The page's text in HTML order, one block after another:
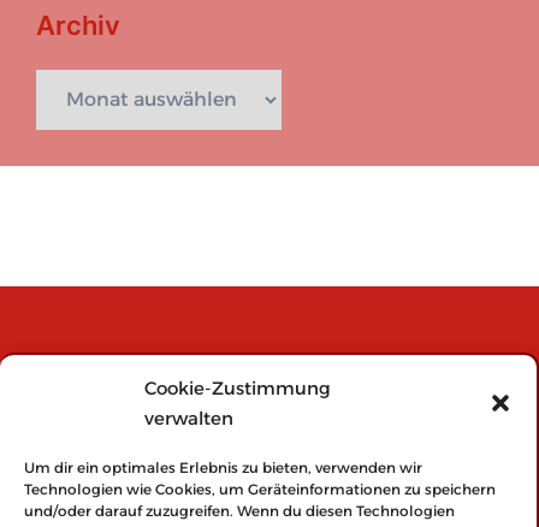
Cookie-Zustimmung
verwalten
Um dir ein optimales Erlebnis zu bieten, verwenden wir
Technologien wie Cookies, um Geräteinformationen zu speichern
und/oder darauf zuzugreifen. Wenn du diesen Technologien
Archiv
Datenschutzerklärung
Cookie-Richtlinie (EU)